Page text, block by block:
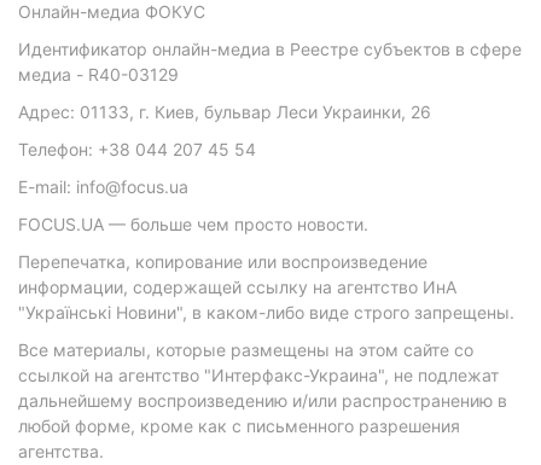
Онлайн-медиа ФОКУС
Идентификатор онлайн-медиа в Реестре субъектов в сфере
медиа - R40-03129
Адрес: 01133, г. Киев, бульвар Леси Украинки, 26
Телефон: +38 044 207 45 54
E-mail: info@focus.ua
FOCUS.UA — больше чем просто новости.
Перепечатка, копирование или воспроизведение
информации, содержащей ссылку на агентство ИнА
"Українські Новини", в каком-либо виде строго запрещены.
Все материалы, которые размещены на этом сайте со
ссылкой на агентство "Интерфакс-Украина", не подлежат
дальнейшему воспроизведению и/или распространению в
любой форме, кроме как с письменного разрешения
агентства.